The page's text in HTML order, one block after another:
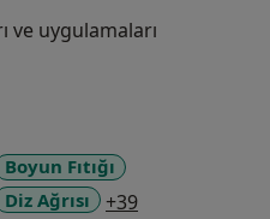
ve uygulamaları
eğitim almış.
tıp metodunu bileştirerek
metotları
Boyun Fıtığı
Diz Ağrısı +39